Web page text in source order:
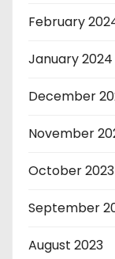
February
January 2024
December
November
October 2023
September
August 2023